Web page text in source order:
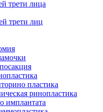
трети лица
трети лиц
пластика
ринопластика
имплантата